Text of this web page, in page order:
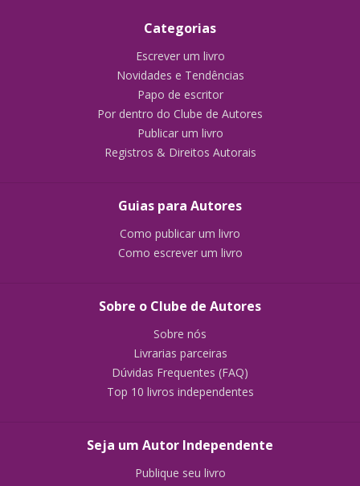
Categorias
Escrever um livro
Novidades e Tendências
Papo de escritor
Por dentro do Clube de Autores
Publicar um livro
Registros & Direitos Autorais
Guias para Autores
Como publicar um livro
Como escrever um livro
Sobre o Clube de Autores
Sobre nós
Livrarias parceiras
Dúvidas Frequentes (FAQ)
Top 10 livros independentes
Seja um Autor Independente
Publique seu livro